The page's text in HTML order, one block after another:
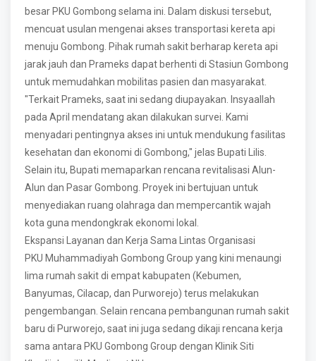
besar PKU Gombong selama ini. Dalam diskusi tersebut,
mencuat usulan mengenai akses transportasi kereta api
menuju Gombong. Pihak rumah sakit berharap kereta api
jarak jauh dan Prameks dapat berhenti di Stasiun Gombong
untuk memudahkan mobilitas pasien dan masyarakat.
"Terkait Prameks, saat ini sedang diupayakan. Insyaallah
pada April mendatang akan dilakukan survei. Kami
menyadari pentingnya akses ini untuk mendukung fasilitas
kesehatan dan ekonomi di Gombong," jelas Bupati Lilis.
Selain itu, Bupati memaparkan rencana revitalisasi Alun-
Alun dan Pasar Gombong. Proyek ini bertujuan untuk
menyediakan ruang olahraga dan mempercantik wajah
kota guna mendongkrak ekonomi lokal.
Ekspansi Layanan dan Kerja Sama Lintas Organisasi
PKU Muhammadiyah Gombong Group yang kini menaungi
lima rumah sakit di empat kabupaten (Kebumen,
Banyumas, Cilacap, dan Purworejo) terus melakukan
pengembangan. Selain rencana pembangunan rumah sakit
baru di Purworejo, saat ini juga sedang dikaji rencana kerja
sama antara PKU Gombong Group dengan Klinik Siti